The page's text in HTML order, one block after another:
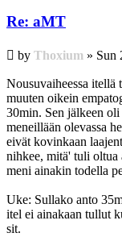
Re: aMT
Post
by Thoxium » Sun
Nousuvaiheessa itellä
muuten oikein
30min. Sen jälkeen
meneillään olevassa
eivät kovinkaan
nihkee, mitä' tuli
meni ainakin todella
Uke: Sullako anto
itel ei ainakaan tullut
sit.